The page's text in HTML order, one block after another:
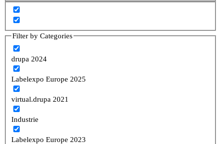
Filter by Categories
drupa 2024
Labelexpo Europe 2025
virtual.drupa 2021
Industrie
Labelexpo Europe 2023